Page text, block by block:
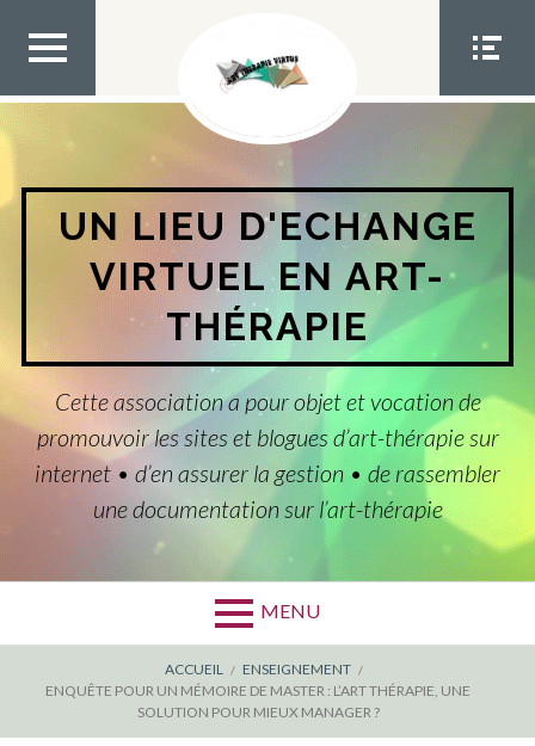
contenu
MEN
U TOP
MEN
U
SOCIA
UN LIEU D'ECHANGE
VIRTUEL EN ART-
THÉRAPIE
Cette association a pour objet et vocation de
promouvoir les sites et blogues d’art-thérapie sur
internet • d’en assurer la gestion • de rassembler
une documentation sur l’art-thérapie
MENU
FIL
D'ARIANE
ACCUEIL
ENSEIGNEMENT
ENQUÊTE POUR UN MÉMOIRE DE MASTER : L’ART THÉRAPIE, UNE
SOLUTION POUR MIEUX MANAGER ?